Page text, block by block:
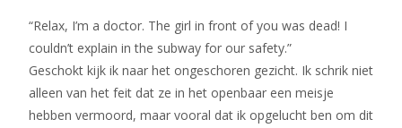
“Relax, I’m a doctor. The girl in front of you was dead! I
couldn’t explain in the subway for our safety.”
Geschokt kijk ik naar het ongeschoren gezicht. Ik schrik niet
alleen van het feit dat ze in het openbaar een meisje
hebben vermoord, maar vooral dat ik opgelucht ben om dit